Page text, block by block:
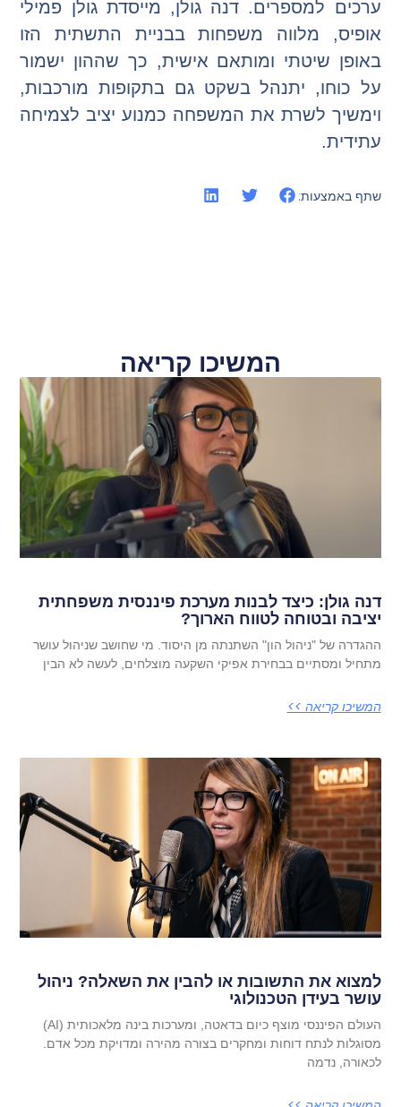
ערכים למספרים. דנה גולן, מייסדת גולן פמילי
אופיס, מלווה משפחות בבניית התשתית הזו
באופן שיטתי ומותאם אישית, כך שההון ישמור
על כוחו, יתנהל בשקט גם בתקופות מורכבות,
וימשיך לשרת את המשפחה כמנוע יציב לצמיחה
עתידית.
שתף באמצעות:
המשיכו קריאה
דנה גולן: כיצד לבנות מערכת פיננסית משפחתית
יציבה ובטוחה לטווח הארוך?
ההגדרה של "ניהול הון" השתנתה מן היסוד. מי שחושב שניהול עושר
מתחיל ומסתיים בבחירת אפיקי השקעה מוצלחים, לעשה לא הבין
המשיכו קריאה >>
למצוא את התשובות או להבין את השאלה? ניהול
עושר בעידן הטכנולוגי
העולם הפיננסי מוצף כיום בדאטה, ומערכות בינה מלאכותית (AI)
מסוגלות לנתח דוחות ומחקרים בצורה מהירה ומדויקת מכל אדם.
לכאורה, נדמה